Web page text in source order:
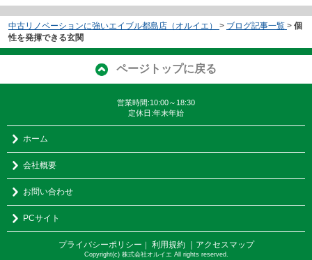
中古リノベーションに強いエイブル都島店（オルイエ） > ブログ記事一覧 > 個
性を発揮できる玄関
ページトップに戻る
営業時間:10:00～18:30
定休日:年末年始
ホーム
会社概要
お問い合わせ
PCサイト
プライバシーポリシー ｜ 利用規約 ｜アクセスマップ
Copyright(c) 株式会社オルイエ All rights reserved.